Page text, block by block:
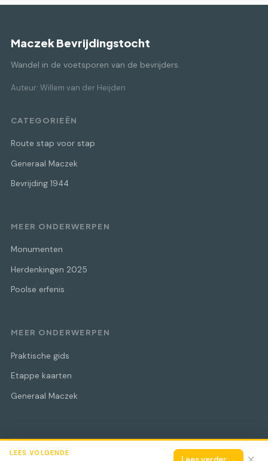
Maczek Bevrijdingstocht
Wandel in de voetsporen van de bevrijders.
Auteur: Willem van der Heijden
CATEGORIEËN
Route stap voor stap
Generaal Maczek
Bevrijding 1944
MEER ONDERWERPEN
Monumenten
Herdenkingen 2025
Poolse erfenis
MEER ONDERWERPEN
Praktische gids
Etappe kaarten
Generaal Maczek
© 2026 Maczek Bevrijdingstocht Alle rechten voorbehouden.
LEES VOLGENDE